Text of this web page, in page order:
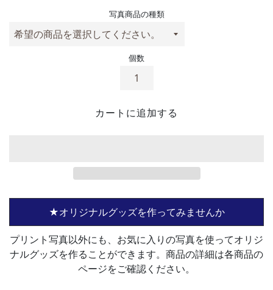
写真商品の種類
個数
カートに追加する
★オリジナルグッズを作ってみませんか
プリント写真以外にも、お気に入りの写真を使ってオリジ
ナルグッズを作ることができます。商品の詳細は各商品の
ページをご確認ください。